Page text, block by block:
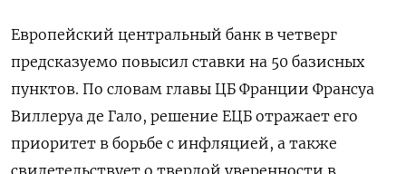
Европейский центральный банк в четверг
предсказуемо повысил ставки на 50 базисных
пунктов. По словам главы ЦБ Франции Франсуа
Виллеруа де Гало, решение ЕЦБ отражает его
приоритет в борьбе с инфляцией, а также